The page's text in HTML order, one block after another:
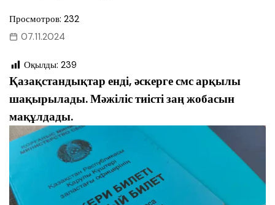
Просмотров: 232
07.11.2024
Оқылды: 239
Қазақстандықтар енді, әскерге смс арқылы
шақырылады. Мәжіліс тиісті заң жобасын
мақұлдады.